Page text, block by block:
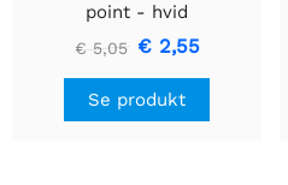
point - hvid
€ 5,05 € 2,55
Se produkt